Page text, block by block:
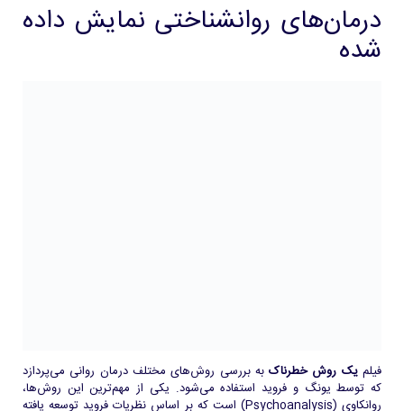
درمان‌های روانشناختی نمایش داده
شده
فیلمیک روش خطرناکبه بررسی روش‌های مختلف درمان روانی می‌پردازد
که توسط یونگ و فروید استفاده می‌شود. یکی از مهم‌ترین این روش‌ها،
روانکاوی (Psychoanalysis) است که بر اساس نظریات فروید توسعه یافته